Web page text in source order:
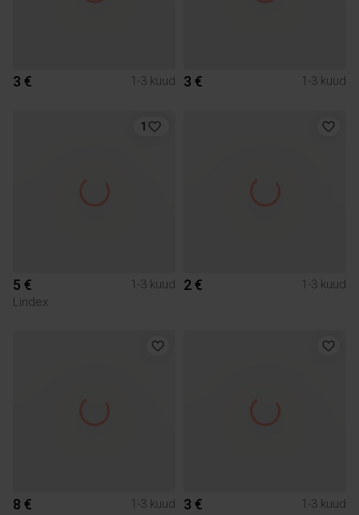
3 € 1-3 kuud 3 € 1-3 kuud
1
5 €
1-3 kuud
Lindex
2 € 1-3 kuud
8 € 1-3 kuud 3 € 1-3 kuud